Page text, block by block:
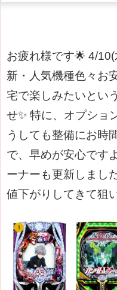
お疲れ様です🌟 4/10(
新・人気機種色々お
宅で楽しみたいとい
せ✨ 特に、オプショ
うしても整備にお時
で、早めが安心です
ーナーも更新しまし
値下がりしてきて狙